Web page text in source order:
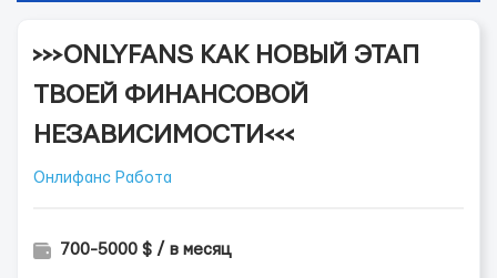
>>>ONLYFANS КАК НОВЫЙ ЭТАП
ТВОЕЙ ФИНАНСОВОЙ
НЕЗАВИСИМОСТИ<<<
Онлифанс Работа
700-5000 $ / в месяц